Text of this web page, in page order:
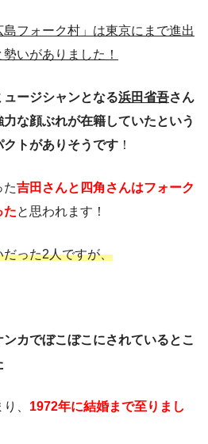
島フォーク村」は東京にまで進出
いがありました！
ュージシャンとなる浜田省吾さん
力な顔ぶれが在籍していたという
トがありそうです ！
た吉田さんと四角さんはフォーク
たと思われます！
った2人ですが、
カでぼこぼこにされているとこ
、 1972年に結婚まで至りまし